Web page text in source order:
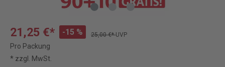
21,25 €* -15 % 25,00 €*UVP
Pro Packung
* zzgl. MwSt.